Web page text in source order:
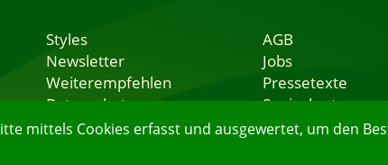
mittels Cookies erfasst und ausgewertet, um den
Styles
Newsletter
Weiterempfehlen
Datenschutz
Nutzungsbedingungen
AGB
Jobs
Pressetexte
Speisekarten
Lieferservice